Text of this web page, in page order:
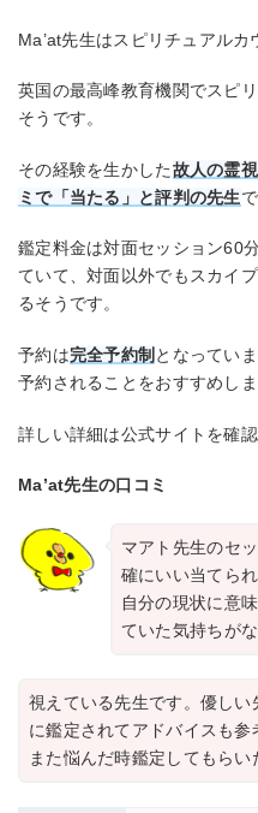
Ma’at先生はスピリチュアルカ
英国の最高峰教育機関でスピ
そうです。
その経験を生かした故人の霊
ミで「当たる」と評判の先生
鑑定料金は対面セッション
ていて、対面以外でもスカイ
るそうです。
予約は完全予約制 となってい
予約されることをおすすめしま
詳しい詳細は公式サイトを確認
Ma’at先生の口コミ
マアト先生のセ
確にいい当てら
自分の現状に意
ていた気持ちが
視えている先生です。優しい
に鑑定されてアドバイスも参
また悩んだ時鑑定してもらい